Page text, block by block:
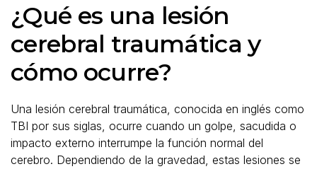
¿Qué es una lesión
cerebral traumática y
cómo ocurre?
Una lesión cerebral traumática, conocida en inglés como
TBI por sus siglas, ocurre cuando un golpe, sacudida o
impacto externo interrumpe la función normal del
cerebro. Dependiendo de la gravedad, estas lesiones se